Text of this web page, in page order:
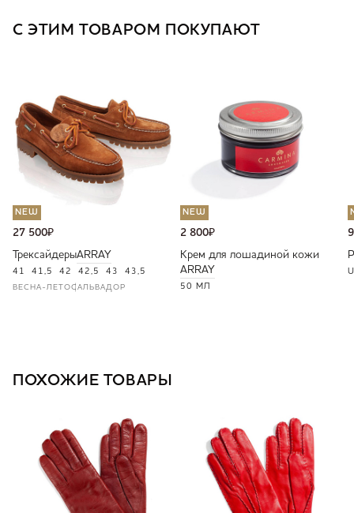
С ЭТИМ ТОВАРОМ ПОКУПАЮТ
NEW
27 500₽
ТрексайдерыARRAY
41 41,5 42 42,5 43 43,5
ВЕСНА-ЛЕТОСАЛЬВАДОР
NEW
2 800₽
Крем для лошадиной кожи
ARRAY
50 МЛ
ПОХОЖИЕ ТОВАРЫ